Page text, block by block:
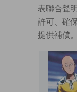
表聯合聲
許可、確
提供補償。